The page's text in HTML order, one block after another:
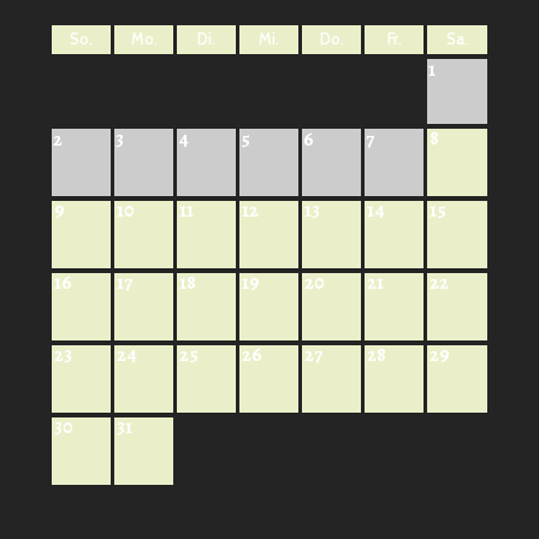
So. Mo. Di. Mi. Do. Fr. Sa.
1
2 3 4 5 6 7 8
9 10 11 12 13 14 15
16 17 18 19 20 21 22
23 24 25 26 27 28 29
30 31